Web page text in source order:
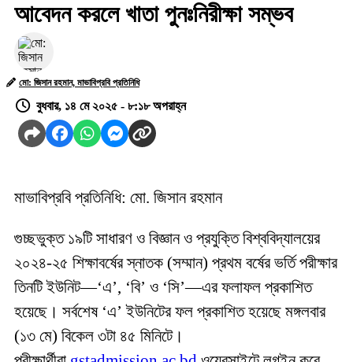
আবেদন করলে খাতা পুনঃনিরীক্ষা সম্ভব
মো: জিসান রহমান, মাভাবিপ্রবি প্রতিনিধি
বুধবার, ১৪ মে ২০২৫ - ৮:১৮ অপরাহ্ন
মাভাবিপ্রবি প্রতিনিধি: মো. জিসান রহমান
গুচ্ছভুক্ত ১৯টি সাধারণ ও বিজ্ঞান ও প্রযুক্তি বিশ্ববিদ্যালয়ের
২০২৪-২৫ শিক্ষাবর্ষের স্নাতক (সম্মান) প্রথম বর্ষের ভর্তি পরীক্ষার
তিনটি ইউনিট—‘এ’, ‘বি’ ও ‘সি’—এর ফলাফল প্রকাশিত
হয়েছে। সর্বশেষ ‘এ’ ইউনিটের ফল প্রকাশিত হয়েছে মঙ্গলবার
(১৩ মে) বিকেল ৩টা ৪৫ মিনিটে।